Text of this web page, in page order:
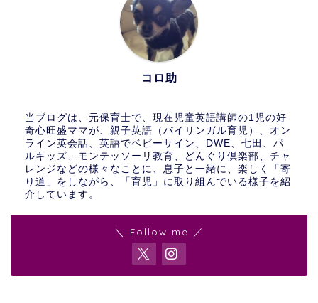
コロ助
当ブログは、元保育士で、現在児童英語講師の1児の好
奇心旺盛ママが、親子英語（バイリンガル育児）、オン
ライン英会話、英語でベビーサイン、DWE、七田、パ
ルキッズ、モンテッソーリ教育、どんぐり倶楽部、チャ
レンジなどの様々なことに、息子と一緒に、楽しく「寄
り道」をしながら、「育児」に取り組んでいる様子を紹
介しています。
＼ Follow me ／